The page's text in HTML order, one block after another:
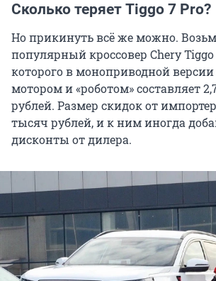
Сколько теряет Tiggo 7 Pro?
Но прикинуть всё же можно.
популярный кроссовер Chery Tiggo
которого в моноприводной
мотором и «роботом» составляет
рублей. Размер скидок от
тысяч рублей, и к ним иногда
дисконты от дилера.